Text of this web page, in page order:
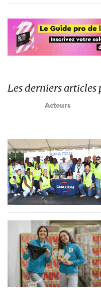
Les derniers articles
Acteurs